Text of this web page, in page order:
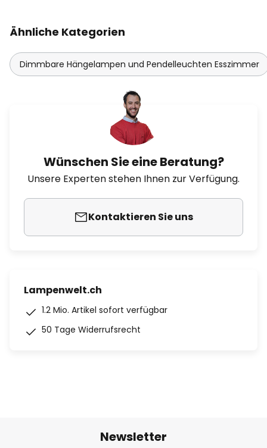
Ähnliche Kategorien
Dimmbare Hängelampen und Pendelleuchten Esszimmer
Wünschen Sie eine Beratung?
Unsere Experten stehen Ihnen zur Verfügung.
Kontaktieren Sie uns
Lampenwelt.ch
1.2 Mio. Artikel sofort verfügbar
50 Tage Widerrufsrecht
Newsletter